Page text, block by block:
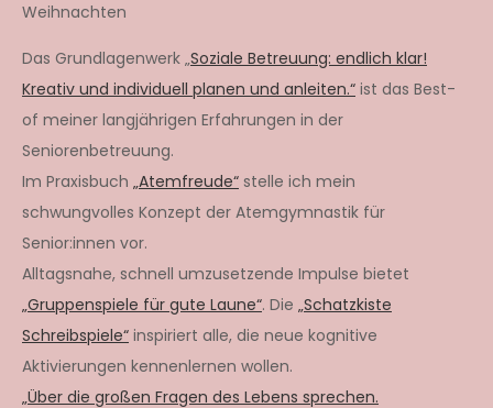
Weihnachten
Das Grundlagenwerk „Soziale Betreuung: endlich klar!
Kreativ und individuell planen und anleiten.“ ist das Best-
of meiner langjährigen Erfahrungen in der
Seniorenbetreuung.
Im Praxisbuch „Atemfreude“ stelle ich mein
schwungvolles Konzept der Atemgymnastik für
Senior:innen vor.
Alltagsnahe, schnell umzusetzende Impulse bietet
„Gruppenspiele für gute Laune“. Die „Schatzkiste
Schreibspiele“ inspiriert alle, die neue kognitive
Aktivierungen kennenlernen wollen.
„Über die großen Fragen des Lebens sprechen.